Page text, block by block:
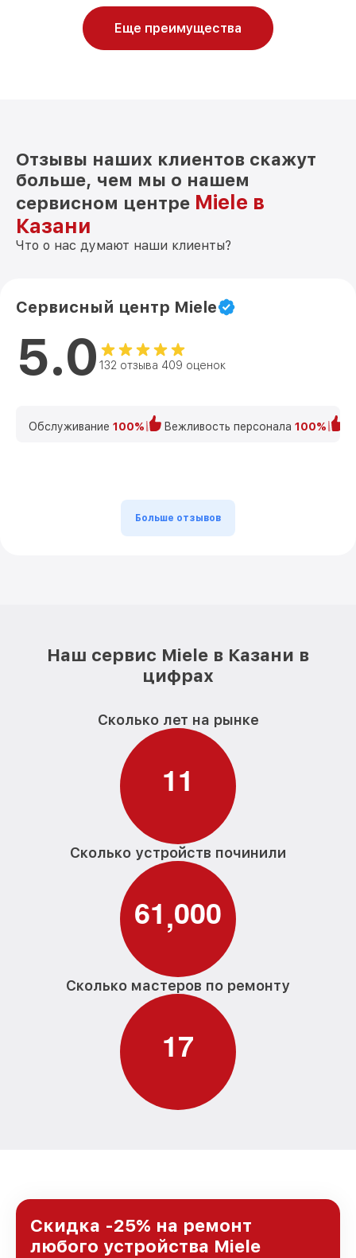
Еще преимущества
Отзывы наших клиентов скажут
больше, чем мы о нашем
сервисном центре Miele в
Казани
Что о нас думают наши клиенты?
Сервисный центр Miele
5.0 132 отзыва 409 оценок
Обслуживание 100% Вежливость персонала 100%
Больше отзывов
Наш сервис Miele в Казани в
цифрах
Сколько лет на рынке
11
Сколько устройств починили
61,000
Сколько мастеров по ремонту
17
Скидка -25% на ремонт
любого устройства Miele